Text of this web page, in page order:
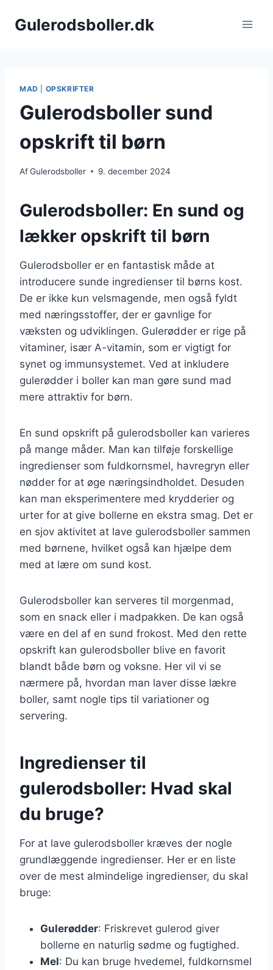
Gulerodsboller.dk
MAD OPSKRIFTER
Gulerodsboller sund
opskrift til børn
AfGulerodsboller 9. december 2024
Gulerodsboller: En sund og
lækker opskrift til børn
Gulerodsboller er en fantastisk måde at
introducere sunde ingredienser til børns kost.
De er ikke kun velsmagende, men også fyldt
med næringsstoffer, der er gavnlige for
væksten og udviklingen. Gulerødder er rige på
vitaminer, især A-vitamin, som er vigtigt for
synet og immunsystemet. Ved at inkludere
gulerødder i boller kan man gøre sund mad
mere attraktiv for børn.
En sund opskrift på gulerodsboller kan varieres
på mange måder. Man kan tilføje forskellige
ingredienser som fuldkornsmel, havregryn eller
nødder for at øge næringsindholdet. Desuden
kan man eksperimentere med krydderier og
urter for at give bollerne en ekstra smag. Det er
en sjov aktivitet at lave gulerodsboller sammen
med børnene, hvilket også kan hjælpe dem
med at lære om sund kost.
Gulerodsboller kan serveres til morgenmad,
som en snack eller i madpakken. De kan også
være en del af en sund frokost. Med den rette
opskrift kan gulerodsboller blive en favorit
blandt både børn og voksne. Her vil vi se
nærmere på, hvordan man laver disse lækre
boller, samt nogle tips til variationer og
servering.
Ingredienser til
gulerodsboller: Hvad skal
du bruge?
For at lave gulerodsboller kræves der nogle
grundlæggende ingredienser. Her er en liste
over de mest almindelige ingredienser, du skal
bruge:
Gulerødder: Friskrevet gulerod giver
bollerne en naturlig sødme og fugtighed.
Mel: Du kan bruge hvedemel, fuldkornsmel